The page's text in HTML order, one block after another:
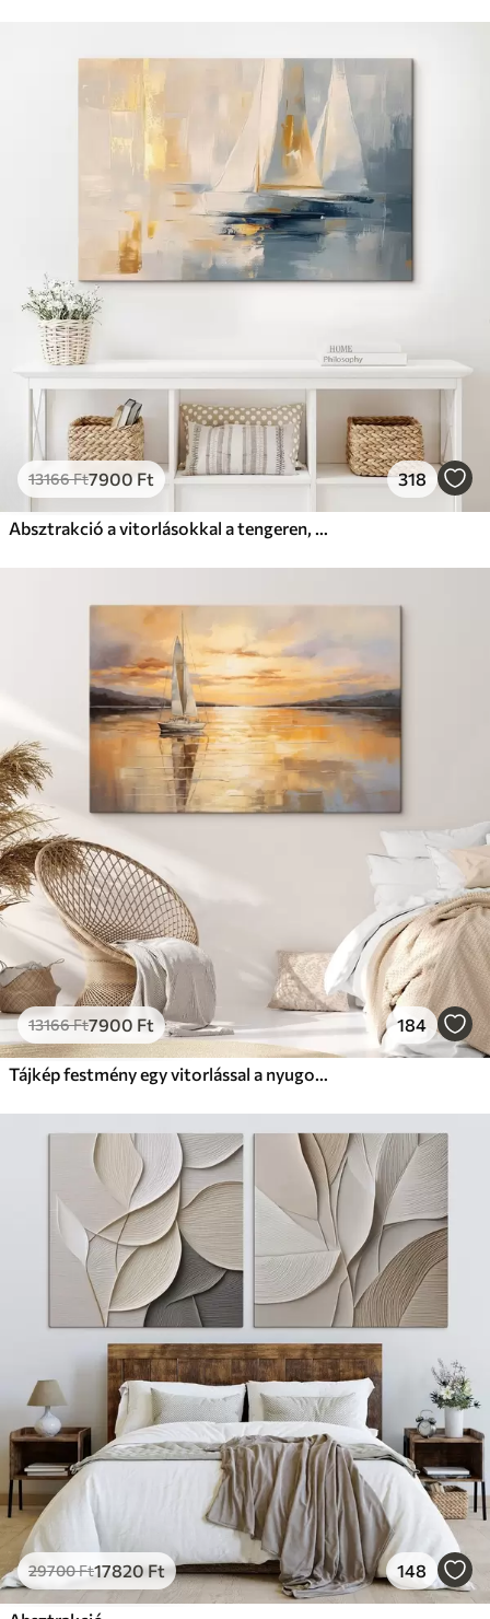
13166Ft7900 Ft 318
Absztrakció a vitorlásokkal a tengeren, akril stílusban, naplemente
13166Ft7900 Ft 184
Tájkép festmény egy vitorlással a nyugodt tengeren, narancssárga és sárga égbolt, távoli hegyek
29700Ft17820Ft 148